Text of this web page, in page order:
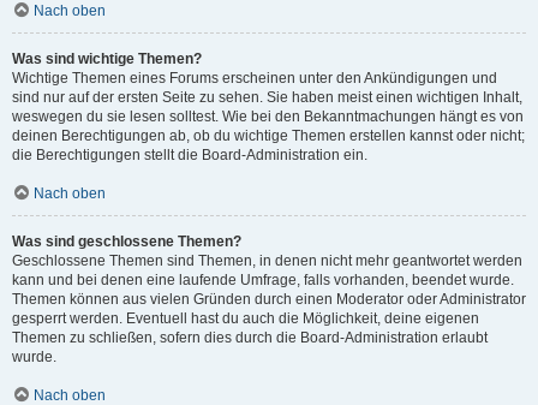
Nach oben
Was sind wichtige Themen?
Wichtige Themen eines Forums erscheinen unter den Ankündigungen und
sind nur auf der ersten Seite zu sehen. Sie haben meist einen wichtigen Inhalt,
weswegen du sie lesen solltest. Wie bei den Bekanntmachungen hängt es von
deinen Berechtigungen ab, ob du wichtige Themen erstellen kannst oder nicht;
die Berechtigungen stellt die Board-Administration ein.
Nach oben
Was sind geschlossene Themen?
Geschlossene Themen sind Themen, in denen nicht mehr geantwortet werden
kann und bei denen eine laufende Umfrage, falls vorhanden, beendet wurde.
Themen können aus vielen Gründen durch einen Moderator oder Administrator
gesperrt werden. Eventuell hast du auch die Möglichkeit, deine eigenen
Themen zu schließen, sofern dies durch die Board-Administration erlaubt
wurde.
Nach oben